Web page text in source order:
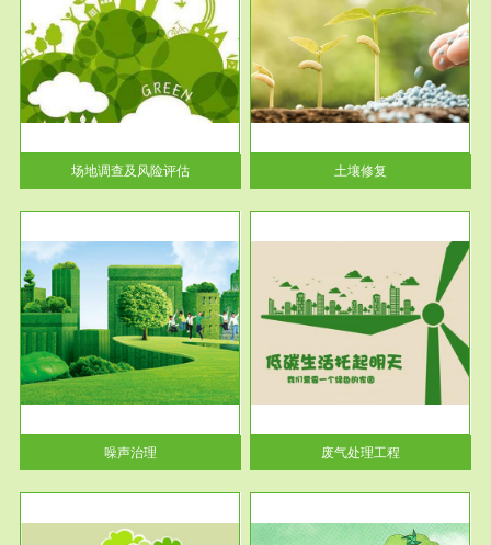
场地调查及风险评估
土壤修复
土壤修复
噪声治理
服务范围
废气处理工程
废气处理工程